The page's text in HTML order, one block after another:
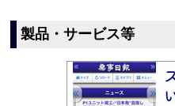
製品・サービス等